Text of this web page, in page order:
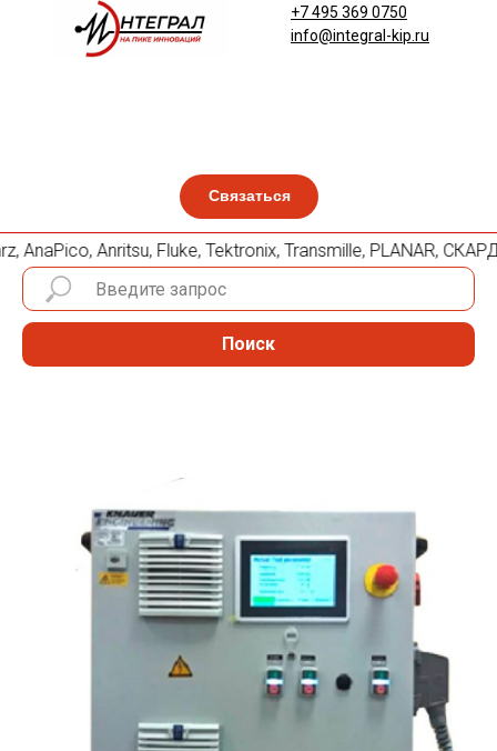
Связаться
+7 495 369 0750
info@integral-kip.ru
Anritsu, Fluke, Tektronix, Transmille, PLANAR,
Поиск